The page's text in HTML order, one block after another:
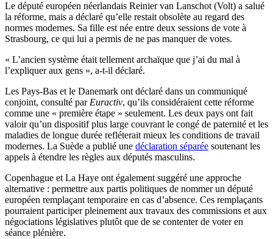
Le député européen néerlandais Reinier van Lanschot (Volt) a salué
la réforme, mais a déclaré qu’elle restait obsolète au regard des
normes modernes. Sa fille est née entre deux sessions de vote à
Strasbourg, ce qui lui a permis de ne pas manquer de votes.
« L’ancien système était tellement archaïque que j’ai du mal à
l’expliquer aux gens », a-t-il déclaré.
Les Pays-Bas et le Danemark ont déclaré dans un communiqué
conjoint, consulté par Euractiv, qu’ils considéraient cette réforme
comme une « première étape » seulement. Les deux pays ont fait
valoir qu’un dispositif plus large couvrant le congé de paternité et les
maladies de longue durée refléterait mieux les conditions de travail
modernes. La Suède a publié une déclaration séparée soutenant les
appels à étendre les règles aux députés masculins.
Copenhague et La Haye ont également suggéré une approche
alternative : permettre aux partis politiques de nommer un député
européen remplaçant temporaire en cas d’absence. Ces remplaçants
pourraient participer pleinement aux travaux des commissions et aux
négociations législatives plutôt que de se contenter de voter en
séance plénière.